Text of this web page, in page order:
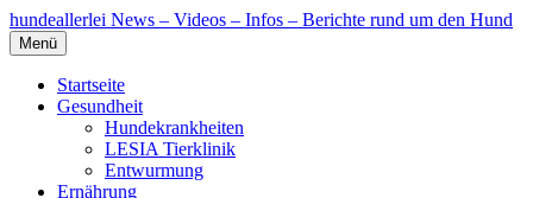
hundeallerlei News – Videos – Infos – Berichte rund um den Hund
Menü
Startseite
Gesundheit
Hundekrankheiten
LESIA Tierklinik
Entwurmung
Ernährung